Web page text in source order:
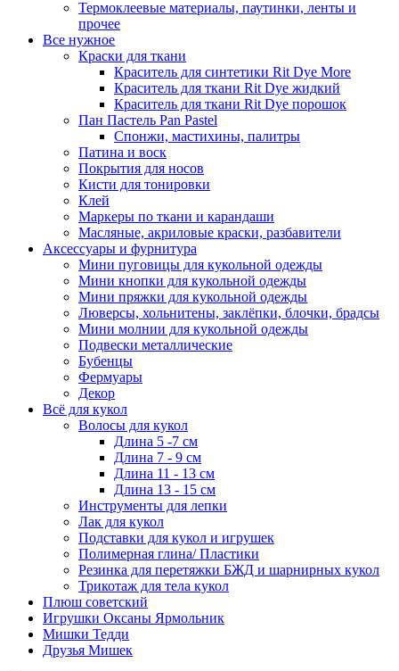
Термоклеевые материалы, паутинки, ленты и
прочее
Все нужное
Краски для ткани
Краситель для синтетики Rit Dye More
Краситель для ткани Rit Dye жидкий
Краситель для ткани Rit Dye порошок
Пан Пастель Pan Pastel
Спонжи, мастихины, палитры
Патина и воск
Покрытия для носов
Кисти для тонировки
Клей
Маркеры по ткани и карандаши
Масляные, акриловые краски, разбавители
Аксессуары и фурнитура
Мини пуговицы для кукольной одежды
Мини кнопки для кукольной одежды
Мини пряжки для кукольной одежды
Люверсы, хольнитены, заклёпки, блочки, брадсы
Мини молнии для кукольной одежды
Подвески металлические
Бубенцы
Фермуары
Декор
Всё для кукол
Волосы для кукол
Длина 5 -7 см
Длина 7 - 9 см
Длина 11 - 13 см
Длина 13 - 15 см
Инструменты для лепки
Лак для кукол
Подставки для кукол и игрушек
Полимерная глина/ Пластики
Резинка для перетяжки БЖД и шарнирных кукол
Трикотаж для тела кукол
Плюш советский
Игрушки Оксаны Ярмольник
Мишки Тедди
Друзья Мишек